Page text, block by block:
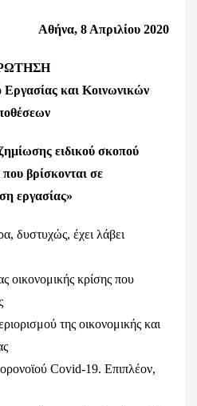
Αθήνα, 8 Απριλίου 2020
και Κοινωνικών
ειδικού σκοπού
που βρίσκονται σε
εργασίας»
δυστυχώς, έχει λάβει
οικονομικής κρίσης που
της οικονομικής και
Covid-19. Επιπλέον,